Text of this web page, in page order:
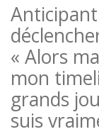
« Alors
mon
grands
suis